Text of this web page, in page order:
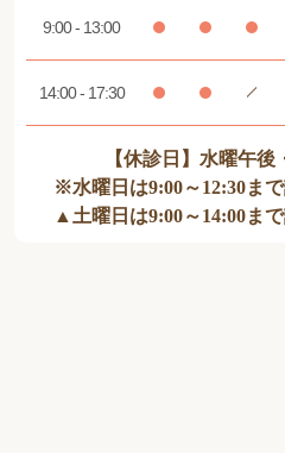
9:00 - 13:00
14:00 - 17:30
【休診日】水曜午後
※水曜日は9:00～12:30まで
▲土曜日は9:00～14:00まで